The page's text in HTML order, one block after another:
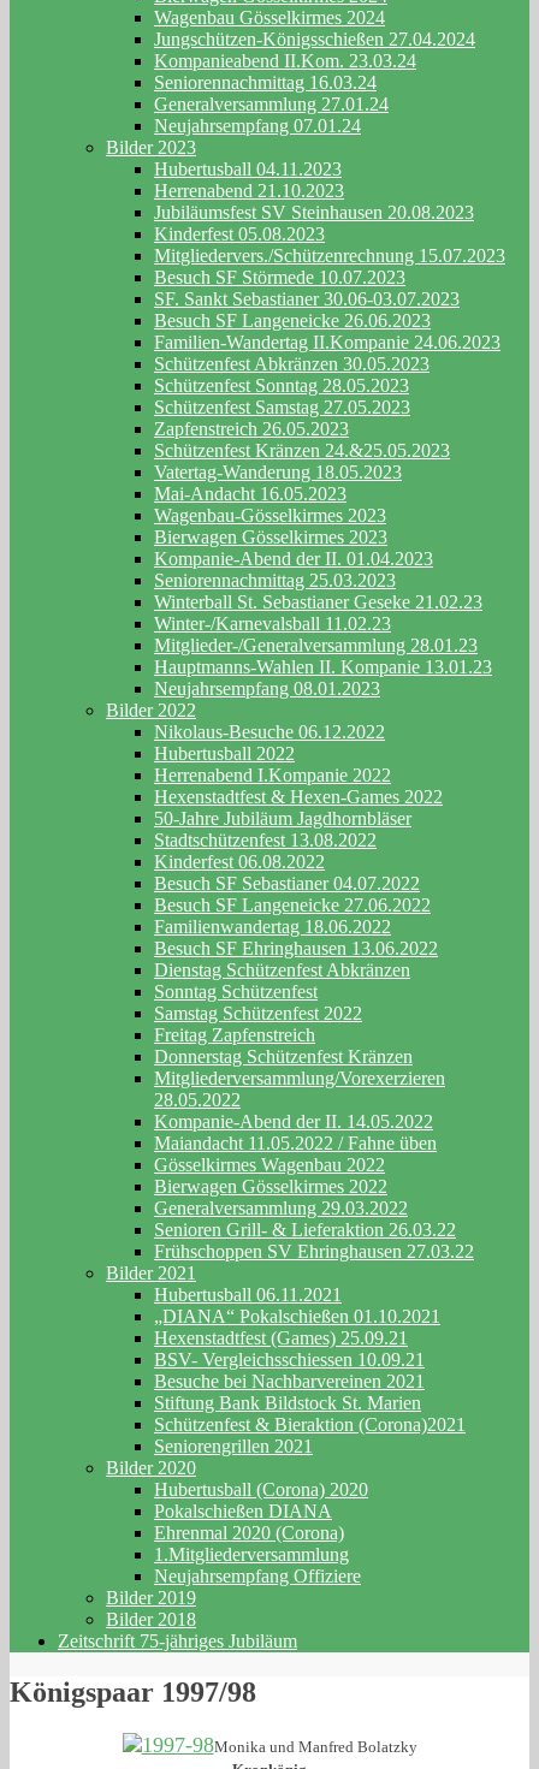
Wagenbau Gösselkirmes 2024
Jungschützen-Königsschießen 27.04.2024
Kompanieabend II.Kom. 23.03.24
Seniorennachmittag 16.03.24
Generalversammlung 27.01.24
Neujahrsempfang 07.01.24
Bilder 2023
Hubertusball 04.11.2023
Herrenabend 21.10.2023
Jubiläumsfest SV Steinhausen 20.08.2023
Kinderfest 05.08.2023
Mitgliedervers./Schützenrechnung 15.07.2023
Besuch SF Störmede 10.07.2023
SF. Sankt Sebastianer 30.06-03.07.2023
Besuch SF Langeneicke 26.06.2023
Familien-Wandertag II.Kompanie 24.06.2023
Schützenfest Abkränzen 30.05.2023
Schützenfest Sonntag 28.05.2023
Schützenfest Samstag 27.05.2023
Zapfenstreich 26.05.2023
Schützenfest Kränzen 24.&25.05.2023
Vatertag-Wanderung 18.05.2023
Mai-Andacht 16.05.2023
Wagenbau-Gösselkirmes 2023
Bierwagen Gösselkirmes 2023
Kompanie-Abend der II. 01.04.2023
Seniorennachmittag 25.03.2023
Winterball St. Sebastianer Geseke 21.02.23
Winter-/Karnevalsball 11.02.23
Mitglieder-/Generalversammlung 28.01.23
Hauptmanns-Wahlen II. Kompanie 13.01.23
Neujahrsempfang 08.01.2023
Bilder 2022
Nikolaus-Besuche 06.12.2022
Hubertusball 2022
Herrenabend I.Kompanie 2022
Hexenstadtfest & Hexen-Games 2022
50-Jahre Jubiläum Jagdhornbläser
Stadtschützenfest 13.08.2022
Kinderfest 06.08.2022
Besuch SF Sebastianer 04.07.2022
Besuch SF Langeneicke 27.06.2022
Familienwandertag 18.06.2022
Besuch SF Ehringhausen 13.06.2022
Dienstag Schützenfest Abkränzen
Sonntag Schützenfest
Samstag Schützenfest 2022
Freitag Zapfenstreich
Donnerstag Schützenfest Kränzen
Mitgliederversammlung/Vorexerzieren
28.05.2022
Kompanie-Abend der II. 14.05.2022
Maiandacht 11.05.2022 / Fahne üben
Gösselkirmes Wagenbau 2022
Bierwagen Gösselkirmes 2022
Generalversammlung 29.03.2022
Senioren Grill- & Lieferaktion 26.03.22
Frühschoppen SV Ehringhausen 27.03.22
Bilder 2021
Hubertusball 06.11.2021
„DIANA“ Pokalschießen 01.10.2021
Hexenstadtfest (Games) 25.09.21
BSV- Vergleichsschiessen 10.09.21
Besuche bei Nachbarvereinen 2021
Stiftung Bank Bildstock St. Marien
Schützenfest & Bieraktion (Corona)2021
Seniorengrillen 2021
Bilder 2020
Hubertusball (Corona) 2020
Pokalschießen DIANA
Ehrenmal 2020 (Corona)
1.Mitgliederversammlung
Neujahrsempfang Offiziere
Bilder 2019
Bilder 2018
Zeitschrift 75-jähriges Jubiläum
Königspaar 1997/98
Monika und Manfred Bolatzky